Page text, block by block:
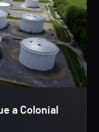
a Colonial